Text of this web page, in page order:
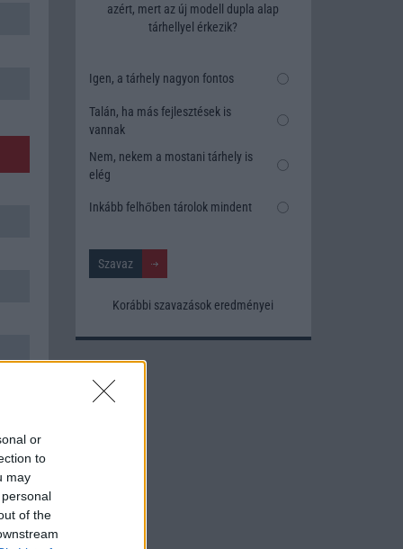
or
to
may
of the
azért, mert az új modell dupla alap
tárhellyel érkezik?
Igen, a tárhely nagyon fontos
Talán, ha más fejlesztések is
vannak
Nem, nekem a mostani tárhely is
elég
Inkább felhőben tárolok mindent
Korábbi szavazások eredményei